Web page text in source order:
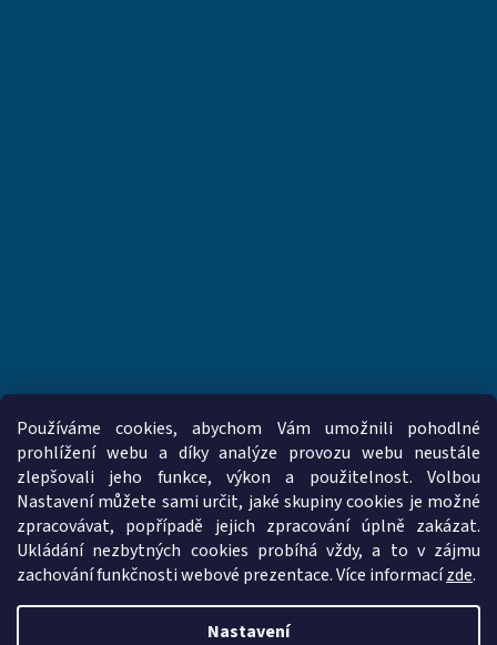
Používáme cookies, abychom Vám umožnili pohodlné
prohlížení webu a díky analýze provozu webu neustále
zlepšovali jeho funkce, výkon a použitelnost. Volbou
Nastavení můžete sami určit, jaké skupiny cookies je možné
zpracovávat, popřípadě jejich zpracování úplně zakázat.
Ukládání nezbytných cookies probíhá vždy, a to v zájmu
zachování funkčnosti webové prezentace. Více informacízde.
Nastavení
www.vzduchotechnika-ventilatory.cz www.palmat.cz
Vytvořil Shoptet